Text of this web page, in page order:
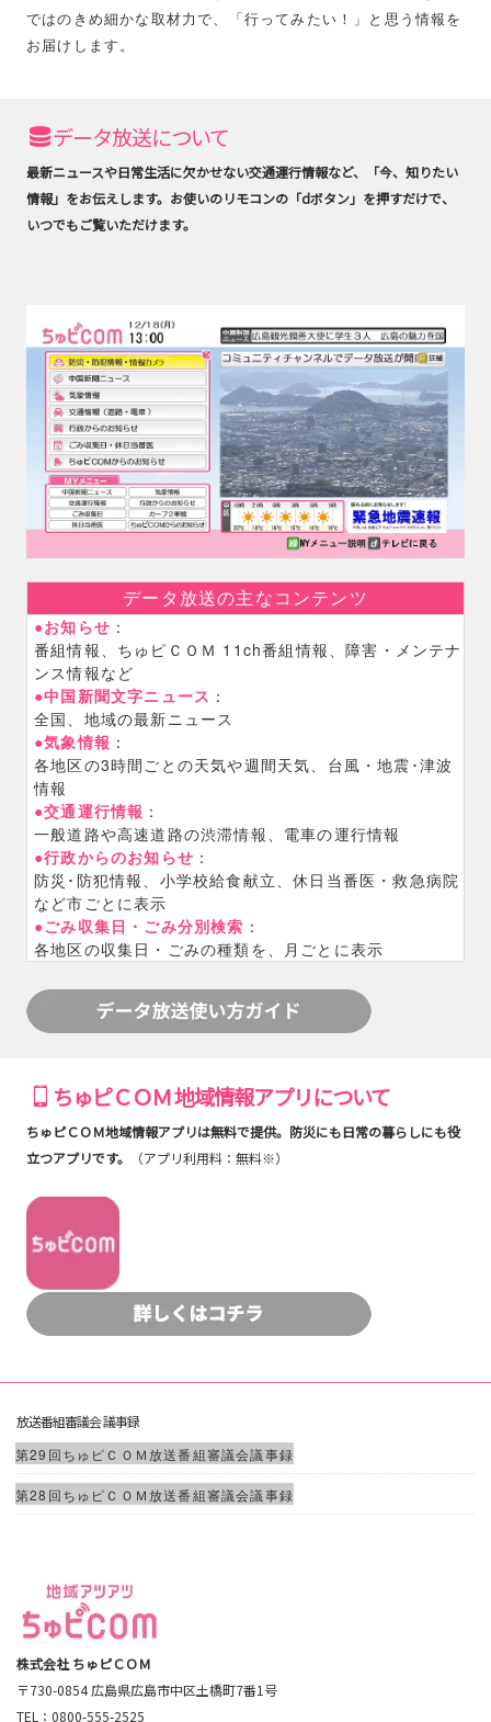
ではのきめ細かな取材力で、「行ってみたい！」と思う情報を
お届けします。
データ放送について
最新ニュースや日常生活に欠かせない交通運行情報など、「今、知りたい
情報」をお伝えします。お使いのリモコンの「dボタン」を押すだけで、
いつでもご覧いただけます。
データ放送の主なコンテンツ
●お知らせ ：
番組情報、ちゅピＣＯＭ 11ch番組情報、障害・メンテナ
ンス情報など
●中国新聞文字ニュース ：
全国、地域の最新ニュース
●気象情報 ：
各地区の3時間ごとの天気や週間天気、台風・地震･津波
情報
●交通運行情報 ：
一般道路や高速道路の渋滞情報、電車の運行情報
●行政からのお知らせ ：
防災･防犯情報、小学校給食献立、休日当番医・救急病院
など市ごとに表示
●ごみ収集日・ごみ分別検索 ：
各地区の収集日・ごみの種類を、月ごとに表示
ちゅピＣＯＭ 地域情報アプリについて
ちゅピＣＯＭ地域情報アプリは無料で提供。防災にも日常の暮らしにも役
立つアプリです。
（アプリ利用料：無料※）
放送番組審議会 議事録
第29回ちゅピＣＯＭ放送番組審議会議事録
第28回ちゅピＣＯＭ放送番組審議会議事録
株式会社 ちゅピＣＯＭ
〒730-0854 広島県広島市中区土橋町7番1号
TEL：0800-555-2525